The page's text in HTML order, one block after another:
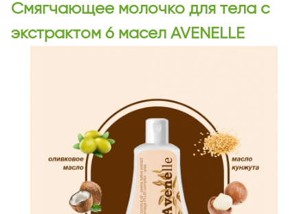
Смягчающее молочко для тела с
экстрактом 6 масел AVENELLE